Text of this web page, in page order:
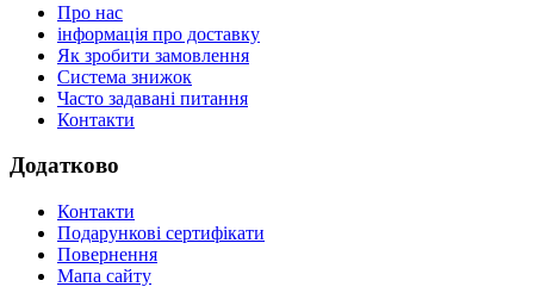
Про нас
інформація про доставку
Як зробити замовлення
Система знижок
Часто задавані питання
Контакти
Додатково
Контакти
Подарункові сертифікати
Повернення
Мапа сайту